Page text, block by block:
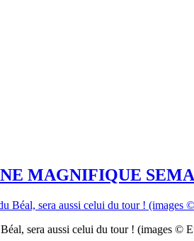
MAGNIFIQUE
sera aussi celui du tour ! (images ©